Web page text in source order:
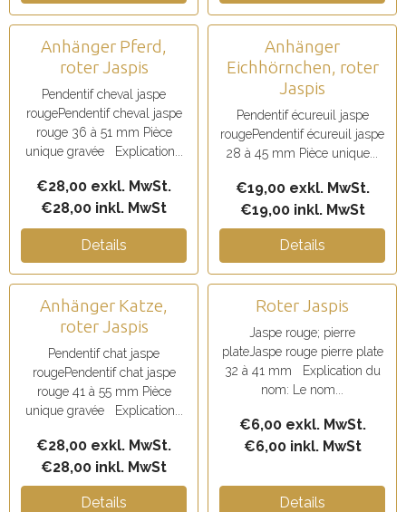
Anhänger Pferd,
roter Jaspis
Pendentif cheval jaspe
rougePendentif cheval jaspe
rouge 36 à 51 mm Pièce
unique gravée Explication...
€28,00 exkl. MwSt.
€28,00 inkl. MwSt
Details
Anhänger
Eichhörnchen, roter
Jaspis
Pendentif écureuil jaspe
rougePendentif écureuil jaspe
28 à 45 mm Pièce unique...
€19,00 exkl. MwSt.
€19,00 inkl. MwSt
Details
Anhänger Katze,
roter Jaspis
Pendentif chat jaspe
rougePendentif chat jaspe
rouge 41 à 55 mm Pièce
unique gravée Explication...
€28,00 exkl. MwSt.
€28,00 inkl. MwSt
Details
Roter Jaspis
Jaspe rouge; pierre
plateJaspe rouge pierre plate
32 à 41 mm Explication du
nom: Le nom...
€6,00 exkl. MwSt.
€6,00 inkl. MwSt
Details